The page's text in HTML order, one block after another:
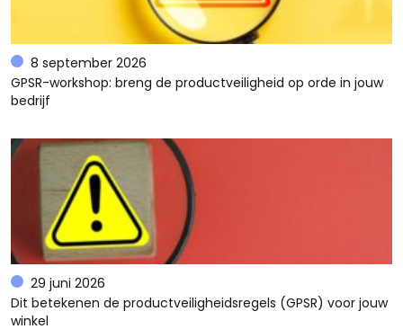
8 september 2026
GPSR-workshop: breng de productveiligheid op orde in jouw
bedrijf
29 juni 2026
Dit betekenen de productveiligheidsregels (GPSR) voor jouw
winkel